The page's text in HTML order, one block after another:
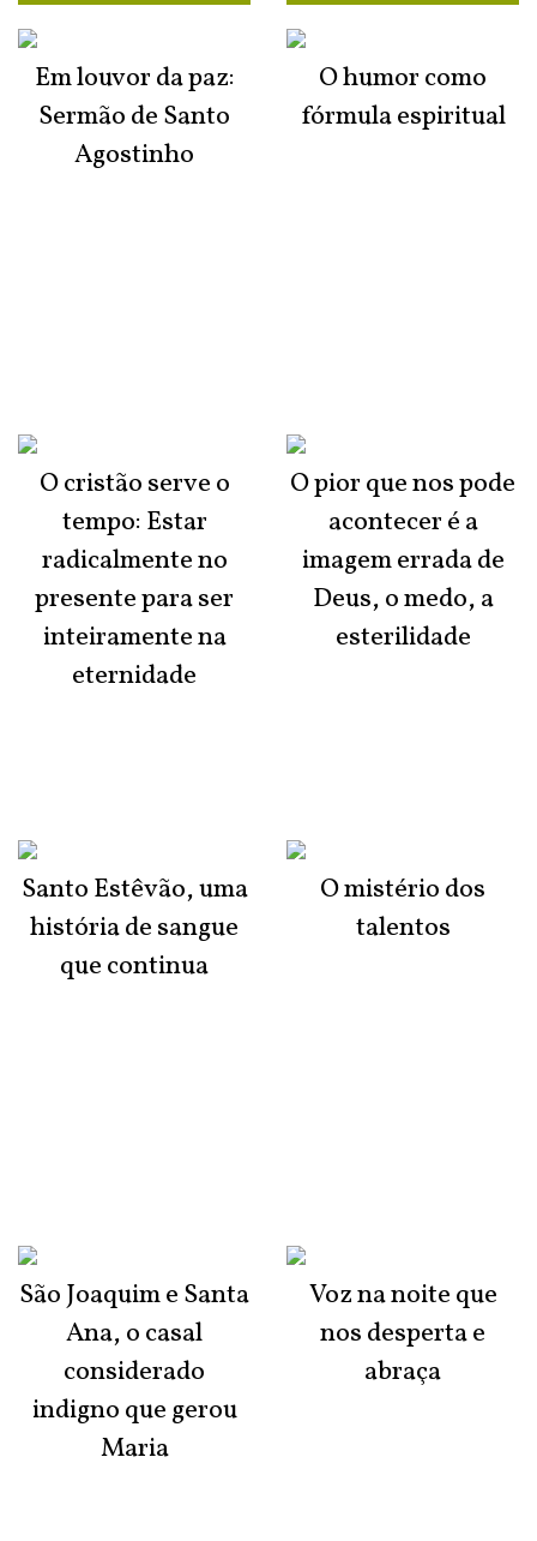
Em louvor da paz:
Sermão de Santo
Agostinho
O cristão serve o
tempo: Estar
radicalmente no
presente para ser
inteiramente na
eternidade
Santo Estêvão, uma
história de sangue
que continua
São Joaquim e Santa
Ana, o casal
considerado
indigno que gerou
Maria
O humor como
fórmula espiritual
O pior que nos pode
acontecer é a
imagem errada de
Deus, o medo, a
esterilidade
O mistério dos
talentos
Voz na noite que
nos desperta e
abraça